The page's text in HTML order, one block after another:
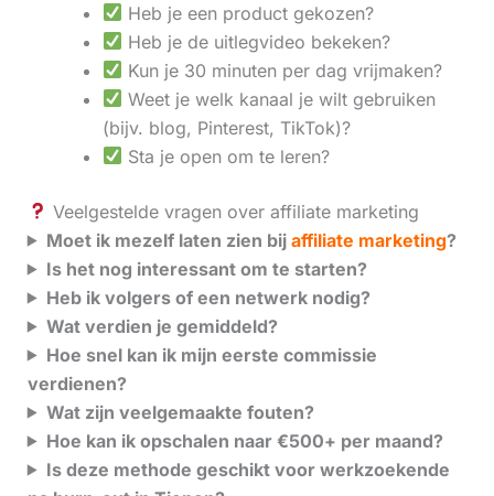
Heb je een product gekozen?
Heb je de uitlegvideo bekeken?
Kun je 30 minuten per dag vrijmaken?
Weet je welk kanaal je wilt gebruiken
(bijv. blog, Pinterest, TikTok)?
Sta je open om te leren?
Veelgestelde vragen over affiliate marketing
Moet ik mezelf laten zien bij affiliate marketing?
Is het nog interessant om te starten?
Heb ik volgers of een netwerk nodig?
Wat verdien je gemiddeld?
Hoe snel kan ik mijn eerste commissie
verdienen?
Wat zijn veelgemaakte fouten?
Hoe kan ik opschalen naar €500+ per maand?
Is deze methode geschikt voor werkzoekende